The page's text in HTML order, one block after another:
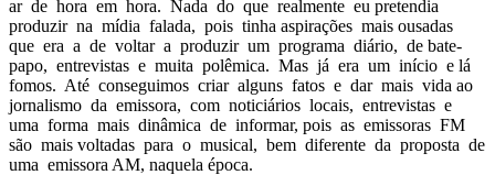
ar de hora em hora. Nada do que realmente eu pretendia
produzir na mídia falada, pois tinha aspirações mais ousadas
que era a de voltar a produzir um programa diário, de bate-
papo, entrevistas e muita polêmica. Mas já era um início e lá
fomos. Até conseguimos criar alguns fatos e dar mais vida ao
jornalismo da emissora, com noticiários locais, entrevistas e
uma forma mais dinâmica de informar, pois as emissoras FM
são mais voltadas para o musical, bem diferente da proposta de
uma emissora AM, naquela época.